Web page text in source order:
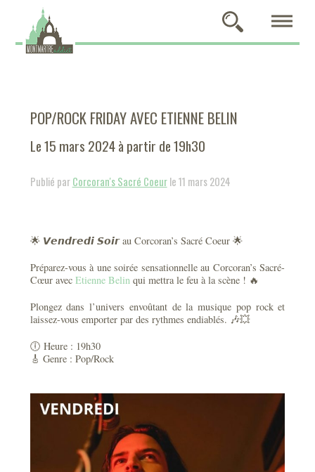
POP/ROCK FRIDAY AVEC ETIENNE BELIN
Le 15 mars 2024 à partir de 19h30
Publié parCorcoran's Sacré Coeurle 11 mars 2024
🌟 𝙑𝙚𝙣𝙙𝙧𝙚𝙙𝙞 𝙎𝙤𝙞𝙧 au Corcoran’s Sacré Coeur 🌟
Préparez-vous à une soirée sensationnelle au Corcoran’s Sacré-
Cœur avec Etienne Belinqui mettra le feu à la scène ! 🔥
Plongez dans l’univers envoûtant de la musique pop rock et
laissez-vous emporter par des rythmes endiablés. 🎶💥
🕕 Heure : 19h30
🎸 Genre : Pop/Rock